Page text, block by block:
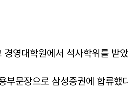
영대학원에서 석사학위를 받
부문장으로 삼성증권에 합류했